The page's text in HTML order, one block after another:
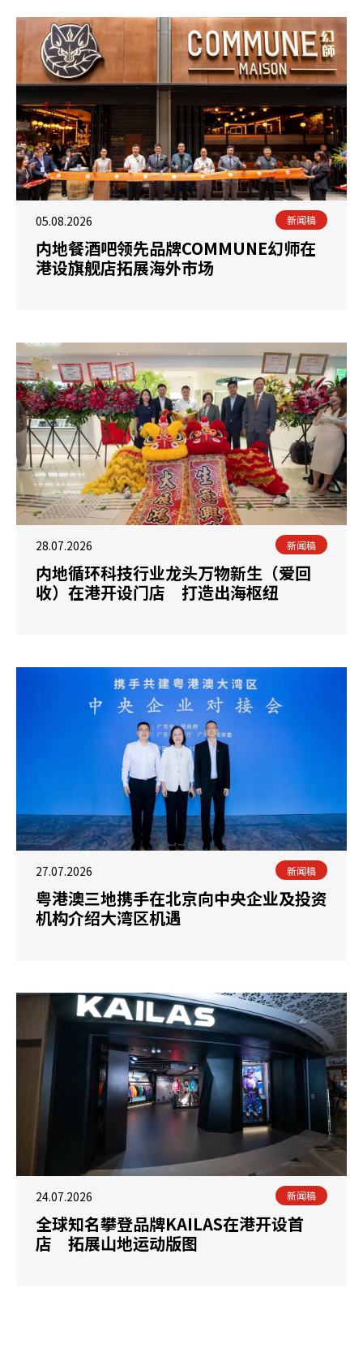
05.08.2026 新闻稿
内地餐酒吧领先品牌COMMUNE幻师在
港设旗舰店拓展海外市场
28.07.2026 新闻稿
内地循环科技行业龙头万物新生（爱回
收）在港开设门店 打造出海枢纽
27.07.2026 新闻稿
粤港澳三地携手在北京向中央企业及投资
机构介绍大湾区机遇
24.07.2026 新闻稿
全球知名攀登品牌KAILAS在港开设首
店 拓展山地运动版图